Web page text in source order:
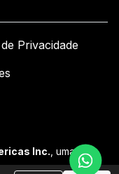
Privacidade
Inc. , uma